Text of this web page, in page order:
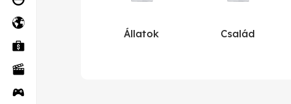
Állatok Család